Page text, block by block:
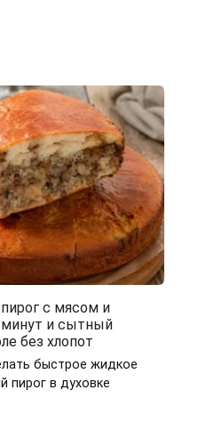
с мясом и
минут и сытный
без хлопот
быстрое жидкое
пирог в духовке